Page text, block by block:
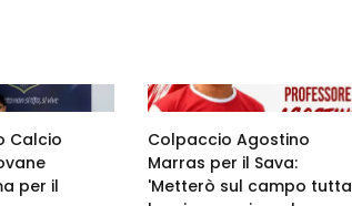
Calcio
per il
Colpaccio Agostino
Marras per il Sava:
'Metterò sul campo tutta